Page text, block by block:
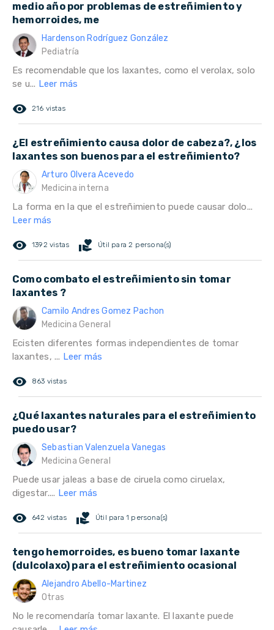
medio año por problemas de estreñimiento y
hemorroides, me
Hardenson Rodríguez González
Pediatría
Es recomendable que los laxantes, como el verolax, solo
se u... Leer más
remove_red_eye 216 vistas
¿El estreñimiento causa dolor de cabeza?, ¿los
laxantes son buenos para el estreñimiento?
Arturo Olvera Acevedo
Medicina interna
La forma en la que el estreñimiento puede causar dolo...
Leer más
remove_red_eye 1392 vistas volunteer_activism Útil para 2 persona(s)
Como combato el estreñimiento sin tomar
laxantes ?
Camilo Andres Gomez Pachon
Medicina General
Ecisten diferentes formas independientes de tomar
laxantes, ... Leer más
remove_red_eye 863 vistas
¿Qué laxantes naturales para el estreñimiento
puedo usar?
Sebastian Valenzuela Vanegas
Medicina General
Puede usar jaleas a base de ciruela como ciruelax,
digestar.... Leer más
remove_red_eye 642 vistas volunteer_activism Útil para 1 persona(s)
tengo hemorroides, es bueno tomar laxante
(dulcolaxo) para el estreñimiento ocasional
Alejandro Abello-Martinez
Otras
No le recomendaría tomar laxante. El laxante puede